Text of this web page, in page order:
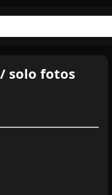
/ solo fotos